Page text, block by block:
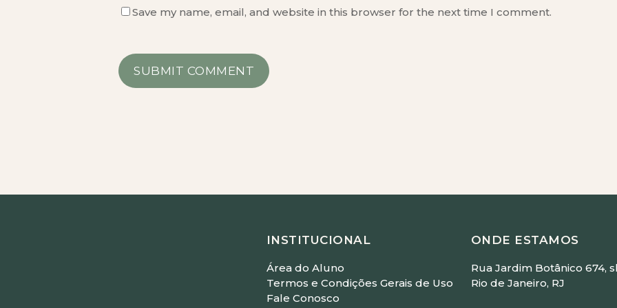
Save my name, email, and website in this browser for the next time I comment.
INSTITUCIONAL
Área do Aluno
Termos e Condições Gerais de Uso
Fale Conosco
ONDE ESTAMOS
Rua Jardim Botânico 674,
Rio de Janeiro, RJ